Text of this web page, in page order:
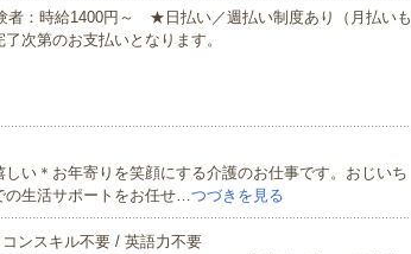
：時給1400円～ ★日払い／週払い制度あり（月払いも
次第のお支払いとなります。
い＊お年寄りを笑顔にする介護のお仕事です。おじいち
の生活サポートをお任せ…つづきを見る
ンスキル不要 / 英語力不要